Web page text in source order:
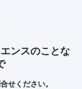
ンスのことな
せください。